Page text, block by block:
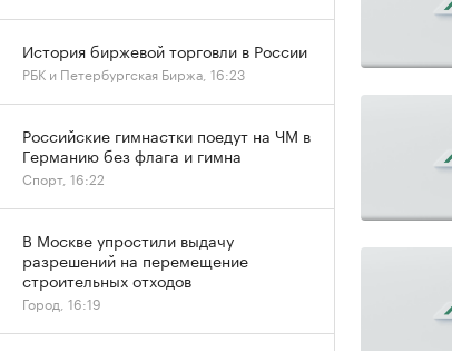
История биржевой торговли в России
РБК и Петербургская Биржа, 16:23
Российские гимнастки поедут на ЧМ в
Германию без флага и гимна
Спорт, 16:22
В Москве упростили выдачу
разрешений на перемещение
строительных отходов
Город, 16:19